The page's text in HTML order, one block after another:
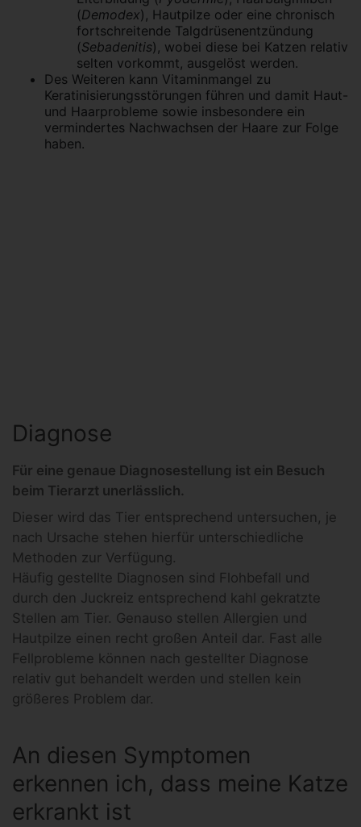
(Demodex), Hautpilze oder eine chronisch
fortschreitende Talgdrüsenentzündung
(Sebadenitis), wobei diese bei Katzen relativ
selten vorkommt, ausgelöst werden.
Des Weiteren kann Vitaminmangel zu
Keratinisierungsstörungen führen und damit Haut-
und Haarprobleme sowie insbesondere ein
vermindertes Nachwachsen der Haare zur Folge
haben.
Diagnose
Für eine genaue Diagnosestellung ist ein Besuch
beim Tierarzt unerlässlich.
Dieser wird das Tier entsprechend untersuchen, je
nach Ursache stehen hierfür unterschiedliche
Methoden zur Verfügung.
Häufig gestellte Diagnosen sind Flohbefall und
durch den Juckreiz entsprechend kahl gekratzte
Stellen am Tier. Genauso stellen Allergien und
Hautpilze einen recht großen Anteil dar. Fast alle
Fellprobleme können nach gestellter Diagnose
relativ gut behandelt werden und stellen kein
größeres Problem dar.
An diesen Symptomen
erkennen ich, dass meine Katze
erkrankt ist